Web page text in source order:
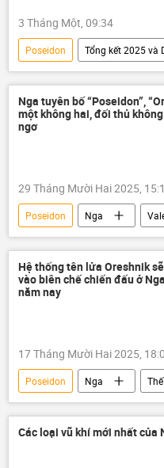
3 Tháng Một, 09:34
Poseidon
Tổng kết 2025 và
Quan điểm-Ý kiến
tên
Burevestnik
lực lượng
tên lửa Sarmat
Nga tuyên bố “Poseidon”,
một không hai, đối thủ
ngơ
29 Tháng Mười Hai 2025,
Poseidon Nga
Chính trị
Thế giới
Bộ Quốc phòng Nga
Vladimir Putin
Hệ thống tên lửa Oreshnik
vào biên chế chiến đấu ở
năm nay
17 Tháng Mười Hai 2025,
Poseidon Nga
Chính trị
Quân sự
Burevestnik
Các loại vũ khí mới nhất của